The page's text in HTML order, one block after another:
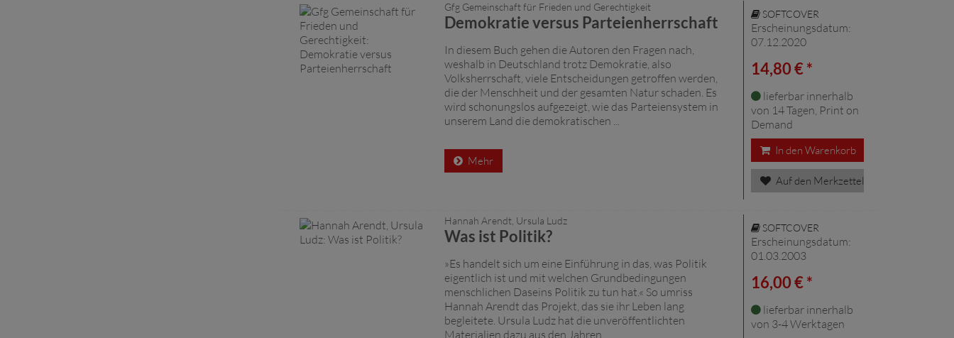
Gfg Gemeinschaft für Frieden und Gerechtigkeit
Demokratie versus Parteienherrschaft
In diesem Buch gehen die Autoren den Fragen nach,
weshalb in Deutschland trotz Demokratie, also
Volksherrschaft, viele Entscheidungen getroffen werden,
die der Menschheit und der gesamten Natur schaden. Es
wird schonungslos aufgezeigt, wie das Parteiensystem in
unserem Land die demokratischen ...
Mehr
SOFTCOVER
Erscheinungsdatum:
07.12.2020
14,80 € *
lieferbar innerhalb
von 14 Tagen, Print on
Demand
In den Warenkorb
Auf den Merkzettel
Hannah Arendt, Ursula Ludz
Was ist Politik?
»Es handelt sich um eine Einführung in das, was Politik
eigentlich ist und mit welchen Grundbedingungen
menschlichen Daseins Politik zu tun hat.« So umriss
Hannah Arendt das Projekt, das sie ihr Leben lang
begleitete. Ursula Ludz hat die unveröffentlichten
Materialien dazu aus den Jahren ...
SOFTCOVER
Erscheinungsdatum:
01.03.2003
16,00 € *
lieferbar innerhalb
von 3-4 Werktagen